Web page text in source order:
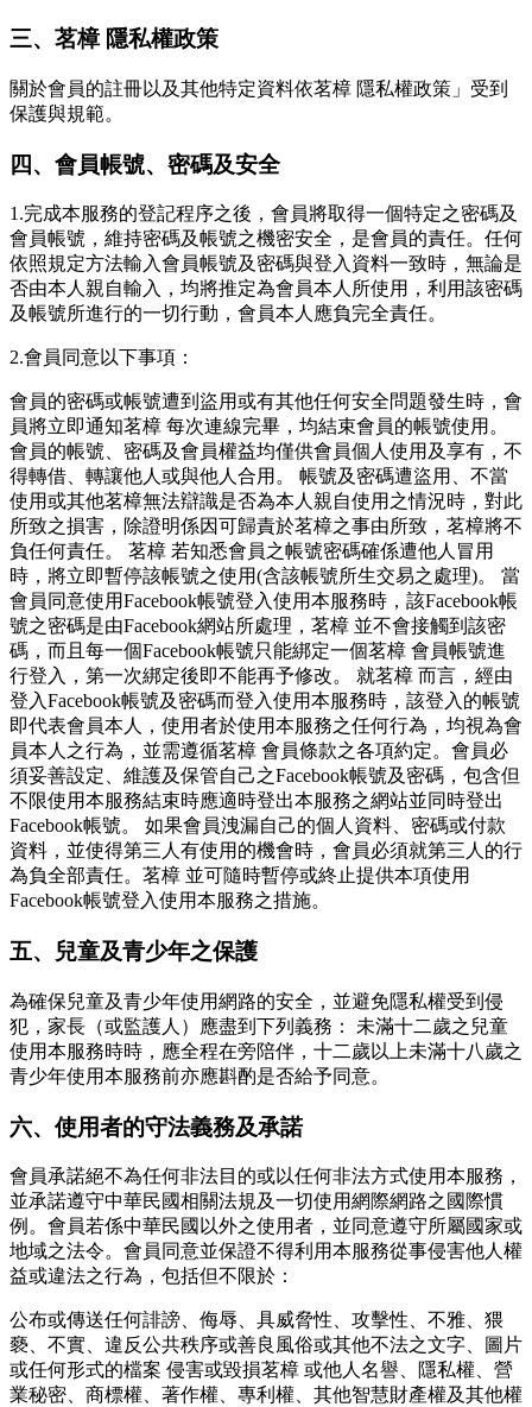
三、茗樟 隱私權政策
關於會員的註冊以及其他特定資料依茗樟 隱私權政策」受到
保護與規範。
四、會員帳號、密碼及安全
1.完成本服務的登記程序之後，會員將取得一個特定之密碼及
會員帳號，維持密碼及帳號之機密安全，是會員的責任。任何
依照規定方法輸入會員帳號及密碼與登入資料一致時，無論是
否由本人親自輸入，均將推定為會員本人所使用，利用該密碼
及帳號所進行的一切行動，會員本人應負完全責任。
2.會員同意以下事項：
會員的密碼或帳號遭到盜用或有其他任何安全問題發生時，會
員將立即通知茗樟 每次連線完畢，均結束會員的帳號使用。
會員的帳號、密碼及會員權益均僅供會員個人使用及享有，不
得轉借、轉讓他人或與他人合用。 帳號及密碼遭盜用、不當
使用或其他茗樟無法辯識是否為本人親自使用之情況時，對此
所致之損害，除證明係因可歸責於茗樟之事由所致，茗樟將不
負任何責任。 茗樟 若知悉會員之帳號密碼確係遭他人冒用
時，將立即暫停該帳號之使用(含該帳號所生交易之處理)。 當
會員同意使用Facebook帳號登入使用本服務時，該Facebook帳
號之密碼是由Facebook網站所處理，茗樟 並不會接觸到該密
碼，而且每一個Facebook帳號只能綁定一個茗樟 會員帳號進
行登入，第一次綁定後即不能再予修改。 就茗樟 而言，經由
登入Facebook帳號及密碼而登入使用本服務時，該登入的帳號
即代表會員本人，使用者於使用本服務之任何行為，均視為會
員本人之行為，並需遵循茗樟 會員條款之各項約定。會員必
須妥善設定、維護及保管自己之Facebook帳號及密碼，包含但
不限使用本服務結束時應適時登出本服務之網站並同時登出
Facebook帳號。 如果會員洩漏自己的個人資料、密碼或付款
資料，並使得第三人有使用的機會時，會員必須就第三人的行
為負全部責任。茗樟 並可隨時暫停或終止提供本項使用
Facebook帳號登入使用本服務之措施。
五、兒童及青少年之保護
為確保兒童及青少年使用網路的安全，並避免隱私權受到侵
犯，家長（或監護人）應盡到下列義務： 未滿十二歲之兒童
使用本服務時時，應全程在旁陪伴，十二歲以上未滿十八歲之
青少年使用本服務前亦應斟酌是否給予同意。
六、使用者的守法義務及承諾
會員承諾絕不為任何非法目的或以任何非法方式使用本服務，
並承諾遵守中華民國相關法規及一切使用網際網路之國際慣
例。會員若係中華民國以外之使用者，並同意遵守所屬國家或
地域之法令。會員同意並保證不得利用本服務從事侵害他人權
益或違法之行為，包括但不限於：
公布或傳送任何誹謗、侮辱、具威脅性、攻擊性、不雅、猥
褻、不實、違反公共秩序或善良風俗或其他不法之文字、圖片
或任何形式的檔案 侵害或毀損茗樟 或他人名譽、隱私權、營
業秘密、商標權、著作權、專利權、其他智慧財產權及其他權